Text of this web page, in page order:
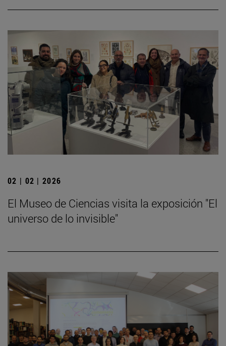
02 | 02 | 2026
El Museo de Ciencias visita la exposición "El
universo de lo invisible"